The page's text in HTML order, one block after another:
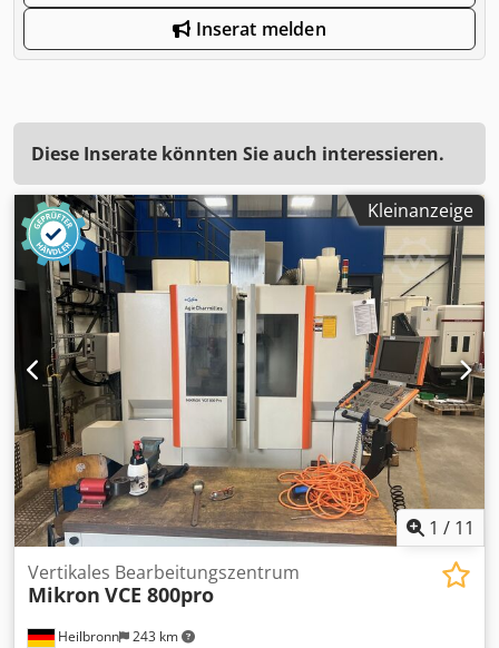
Inserat melden
Diese Inserate könnten Sie auch interessieren.
Kleinanzeige
1 / 11
Heilbronn 243 km
Vertikales Bearbeitungszentrum
Mikron VCE 800pro